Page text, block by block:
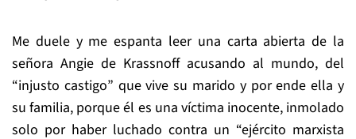
Me duele y me espanta leer una carta abierta de la
señora Angie de Krassnoff acusando al mundo, del
“injusto castigo” que vive su marido y por ende ella y
su familia, porque él es una víctima inocente, inmolado
solo por haber luchado contra un “ejército marxista